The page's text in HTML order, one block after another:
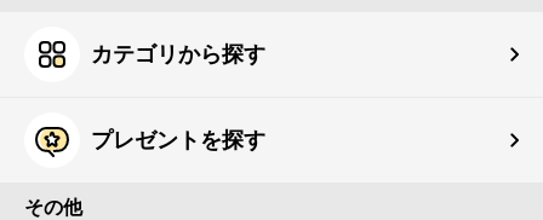
カテゴリから探す
プレゼントを探す
その他